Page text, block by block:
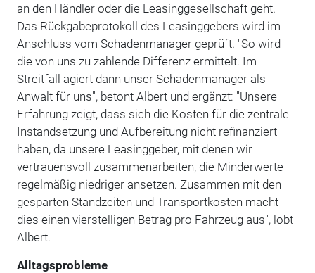
an den Händler oder die Leasinggesellschaft geht.
Das Rückgabeprotokoll des Leasinggebers wird im
Anschluss vom Schadenmanager geprüft. "So wird
die von uns zu zahlende Differenz ermittelt. Im
Streitfall agiert dann unser Schadenmanager als
Anwalt für uns", betont Albert und ergänzt: "Unsere
Erfahrung zeigt, dass sich die Kosten für die zentrale
Instandsetzung und Aufbereitung nicht refinanziert
haben, da unsere Leasinggeber, mit denen wir
vertrauensvoll zusammenarbeiten, die Minderwerte
regelmäßig niedriger ansetzen. Zusammen mit den
gesparten Standzeiten und Transportkosten macht
dies einen vierstelligen Betrag pro Fahrzeug aus", lobt
Albert.
Alltagsprobleme